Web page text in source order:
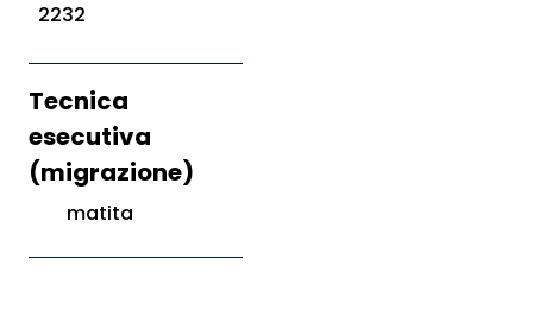
2232
Tecnica
esecutiva
(migrazione)
matita